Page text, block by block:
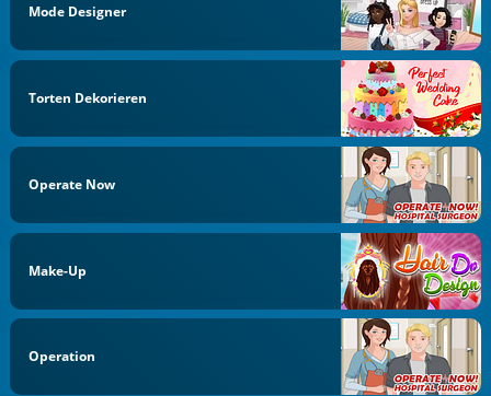
Mode Designer
Torten Dekorieren
Operate Now
Make-Up
Operation